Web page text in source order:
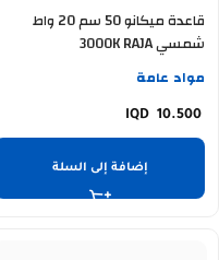
قاعدة ميكانو 50 سم 20 واط
شمسي 3000K RAJA
مواد عامة
10.500
إضافة إلى السلة